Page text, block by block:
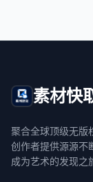
素材快
聚合全球顶级无版
创作者提供源源不
成为艺术的发现之